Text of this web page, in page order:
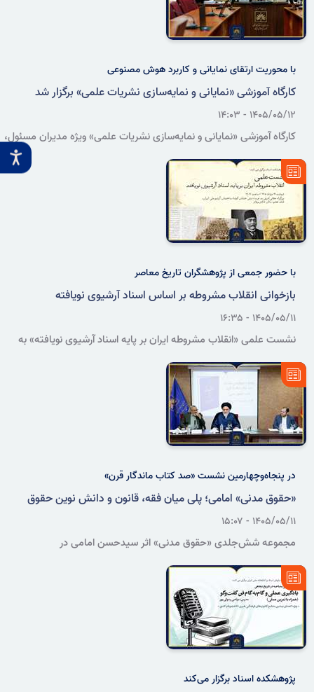
با محوریت ارتقای نمایانی و کاربرد هوش مصنوعی
کارگاه آموزشی «نمایانی و نمایه‌سازی نشریات علمی» برگزار شد
۱۴۰۵/۰۵/۱۲ - ۱۴:۰۳
کارگاه آموزشی «نمایانی و نمایه‌سازی نشریات علمی» ویژه مدیران مسئول،
سردبیران و مدیران اجرایی نشریات علمی سازمان روز دوشنبه ۱۲ مردادماه
۱۴۰۵، با تدریس مرتضی طاهری، معاون دفتر سیاست‌گذاری و برنامه‌ریزی
امور پژوهشی وزارت علوم، تحقیقات و فناوری، در اندیشگاه فرهنگی
سازمان برگزار شد.
با حضور جمعی از پژوهشگران تاریخ معاصر
بازخوانی انقلاب مشروطه بر اساس اسناد آرشیوی نویافته
۱۴۰۵/۰۵/۱۱ - ۱۶:۳۵
نشست علمی «انقلاب مشروطه ایران بر پایه اسناد آرشیوی نویافته» به
آرشیو ملی ایران برگزار می‌شود.
در پنجاه‌وچهارمین نشست «صد کتاب ماندگار قرن»
«حقوق مدنی» امامی؛ پلی میان فقه، قانون و دانش نوین حقوق
۱۴۰۵/۰۵/۱۱ - ۱۵:۰۷
مجموعه شش‌جلدی «حقوق مدنی» اثر سیدحسن امامی در
نوآوری‌های علمی، کاستی‌های پژوهشی و نقش آن در نظام‌مندشدن دانش
حقوق ایران نقد و بررسی شد.
پژوهشکده اسناد برگزار می‌کند